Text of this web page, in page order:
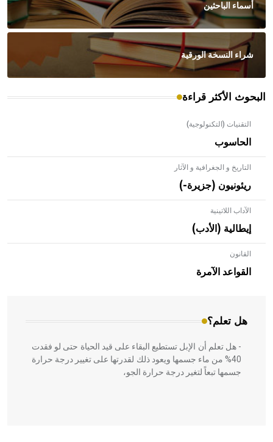
أسماء الباحثين
شراء النسخة الورقية
البحوث الأكثر قراءة
التقنيات (التكنولوجية)
الحاسوب
التاريخ و الجغرافية و الآثار
ريئونيون (جزيرة-)
الآداب اللاتينية
إيطالية (الأدب)
القانون
القواعد الآمرة
هل تعلم؟
- هل تعلم أن الأبلق نوع من الفنون الهندسية التي ارتبطت
بالعمارة الإسلامية في بلاد الشام ومصر خاصة، حيث يحرص
المعمار على بناء مداميكه وخاصة في الواجهات
- هل تعلم أن الإبل تستطيع البقاء على قيد الحياة حتى لو فقدت
40% من ماء جسمها ويعود ذلك لقدرتها على تغيير درجة حرارة
جسمها تبعاً لتغير درجة حرارة الجو،